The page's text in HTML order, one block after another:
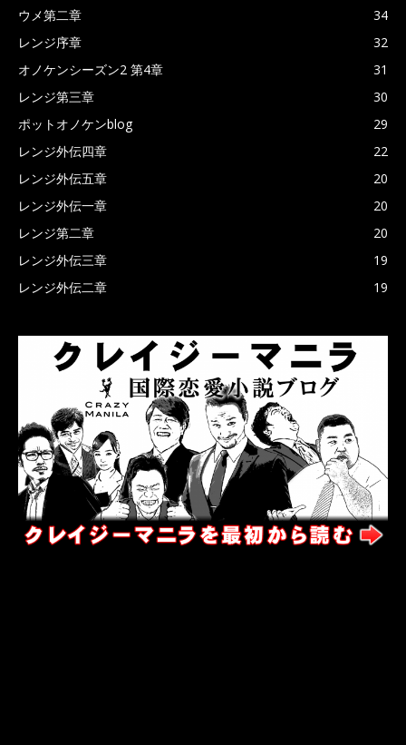
ウメ第二章
34
レンジ序章
32
オノケンシーズン2 第4章
31
レンジ第三章
30
ポットオノケンblog
29
レンジ外伝四章
22
レンジ外伝五章
20
レンジ外伝一章
20
レンジ第二章
20
レンジ外伝三章
19
レンジ外伝二章
19